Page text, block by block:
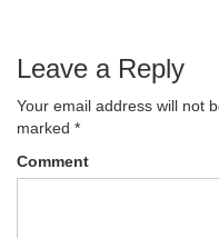
Leave a Reply
Your email address will not
marked *
Comment